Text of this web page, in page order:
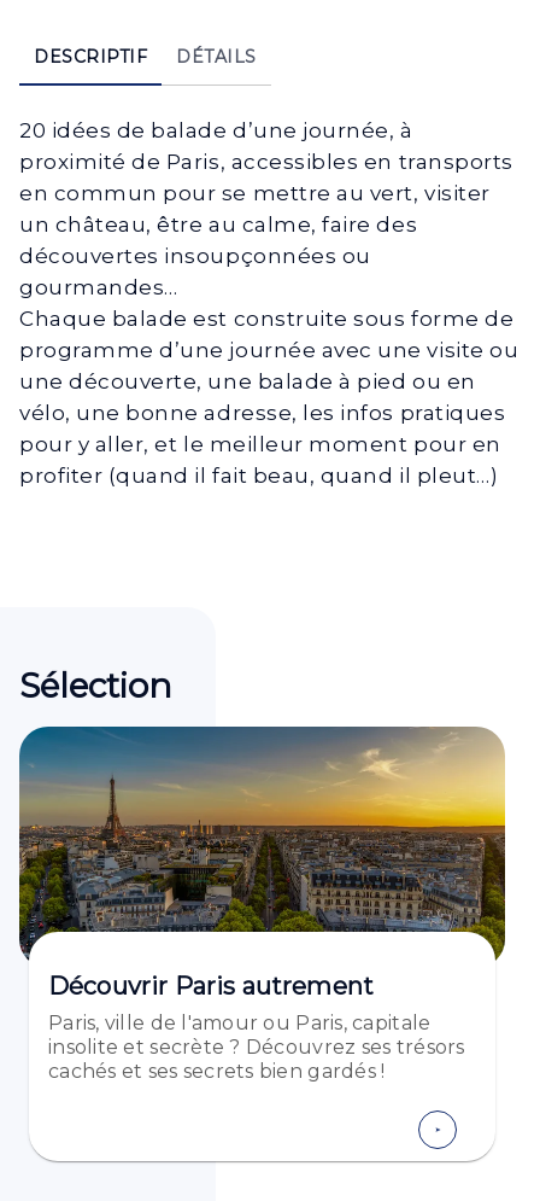
DESCRIPTIF DÉTAILS
20 idées de balade d’une journée, à
proximité de Paris, accessibles en transports
en commun pour se mettre au vert, visiter
un château, être au calme, faire des
découvertes insoupçonnées ou
gourmandes…
Chaque balade est construite sous forme de
programme d’une journée avec une visite ou
une découverte, une balade à pied ou en
vélo, une bonne adresse, les infos pratiques
pour y aller, et le meilleur moment pour en
profiter (quand il fait beau, quand il pleut…)
Sélection
Découvrir Paris autrement
Paris, ville de l'amour ou Paris, capitale
insolite et secrète ? Découvrez ses trésors
cachés et ses secrets bien gardés !